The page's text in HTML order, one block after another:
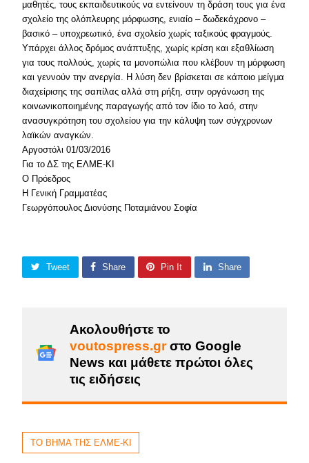
μαθητές, τους εκπαιδευτικούς να εντείνουν τη δράση τους για ένα
σχολείο της ολόπλευρης μόρφωσης, ενιαίο – δωδεκάχρονο –
βασικό – υποχρεωτικό, ένα σχολείο χωρίς ταξικούς φραγμούς.
Υπάρχει άλλος δρόμος ανάπτυξης, χωρίς κρίση και εξαθλίωση
για τους πολλούς, χωρίς τα μονοπώλια που κλέβουν τη μόρφωση
και γεννούν την ανεργία. Η λύση δεν βρίσκεται σε κάποιο μείγμα
διαχείρισης της σαπίλας αλλά στη ρήξη, στην οργάνωση της
κοινωνικοποιημένης παραγωγής από τον ίδιο το λαό, στην
ανασυγκρότηση του σχολείου για την κάλυψη των σύγχρονων
λαϊκών αναγκών.
Αργοστόλι 01/03/2016
Για το ΔΣ της ΕΛΜΕ-ΚΙ
Ο Πρόεδρος
Η Γενική Γραμματέας
Γεωργόπουλος Διονύσης Ποταμιάνου Σοφία
Tweet Share Pin It Share
Ακολουθήστε το
voutospress.grστο Google
News και μάθετε πρώτοι όλες
τις ειδήσεις
ΤΟ ΒΗΜΑ ΤΗΣ ΕΛΜΕ-ΚΙ